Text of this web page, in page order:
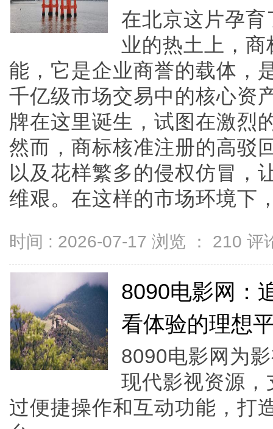
在北京这片孕
业的热土上，
能，它是企业商誉的载体，
千亿级市场交易中的核心资
牌在这里诞生，试图在激烈
然而，商标核准注册的高驳
以及花样繁多的侵权仿冒，
维艰。在这样的市场环境下
时间 : 2026-07-17 浏览 ： 210 评
8090电影网：
看体验的理想
8090电影网为
现代影视资源
过便捷操作和互动功能，打